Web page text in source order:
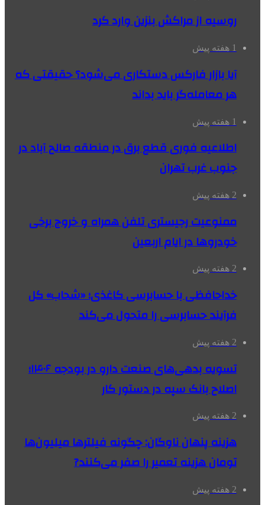
روسیه از مراکش بنزین وارد کرد
1 هفته پیش
آیا بازار فارکس دستکاری می‌شود؟ حقیقتی که
هر معامله‌گر باید بداند
1 هفته پیش
اطلاعیه فوری قطع برق در منطقه صالح آباد در
جنوب غرب تهران
2 هفته پیش
ممنوعیت رجیستری تلفن همراه و خروج برخی
خودروها در ایام اربعین
2 هفته پیش
خداحافظی با حسابرسی کاغذی؛ «شحاب» کل
فرآیند حسابرسی را متحول می‌کند
2 هفته پیش
تسویه بدهی‌های صنعت دارو در بودجه ۱۴۰۶؛
اصلاح بانک سپه در دستور کار
2 هفته پیش
هزینه پنهان ناوگان: چگونه فیلترها میلیون‌ها
تومان هزینه تعمیر را صفر می‌کنند?
2 هفته پیش